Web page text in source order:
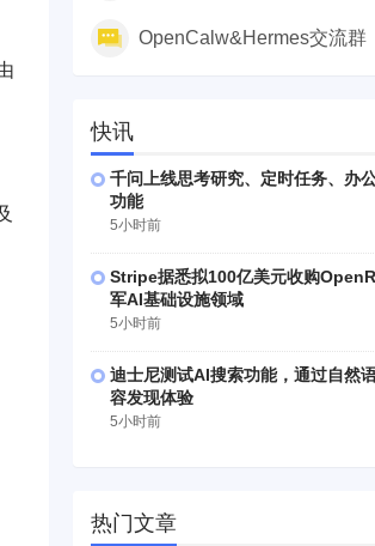
OpenCalw&Hermes交流群
快讯
千问上线思考研究、定时任务、办
功能
5小时前
Stripe据悉拟100亿美元收购
军AI基础设施领域
5小时前
迪士尼测试AI搜索功能，通过自然
容发现体验
5小时前
热门文章